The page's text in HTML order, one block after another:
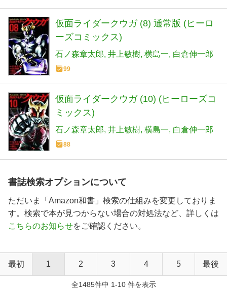
仮面ライダークウガ (8) 通常版 (ヒーロ
ーズコミックス)
石ノ森章太郎 井上敏樹 横島一 白倉伸一郎
99
仮面ライダークウガ (10) (ヒーローズコ
ミックス)
石ノ森章太郎 井上敏樹 横島一 白倉伸一郎
88
書誌検索オプションについて
ただいま「Amazon和書」検索の仕組みを変更しておりま
す。検索で本が見つからない場合の対処法など、詳しくは
こちらのお知らせをご確認ください。
最初 1 2 3 4 5 最後
全1485件中 1-10 件を表示